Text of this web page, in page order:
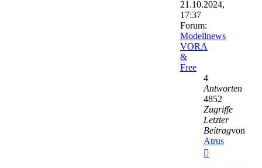
21.10.2024,
17:37
Forum:
Modellnews
VORA
&
Free
4
Antworten
4852
Zugriffe
Letzter
Beitragvon
Atrus